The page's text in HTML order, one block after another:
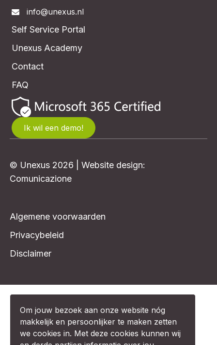
info@unexus.nl
Self Service Portal
Unexus Academy
Contact
FAQ
Ik wil een demo!
© Unexus 2026 | Website design:
Comunicazione
Algemene voorwaarden
Privacybeleid
Disclaimer
Om jouw bezoek aan onze website nóg
makkelijk en persoonlijker te maken zetten
we cookies in. Met deze cookies kunnen wij